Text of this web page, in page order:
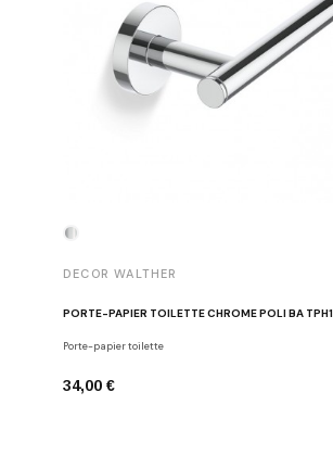
DECOR WALTHER
PORTE-PAPIER TOILETTE CHROME POLI BA TPH1
Porte-papier toilette
34,00 €